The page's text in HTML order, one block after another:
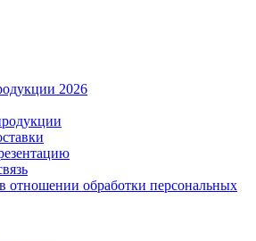
2026
отношении обработки персональных